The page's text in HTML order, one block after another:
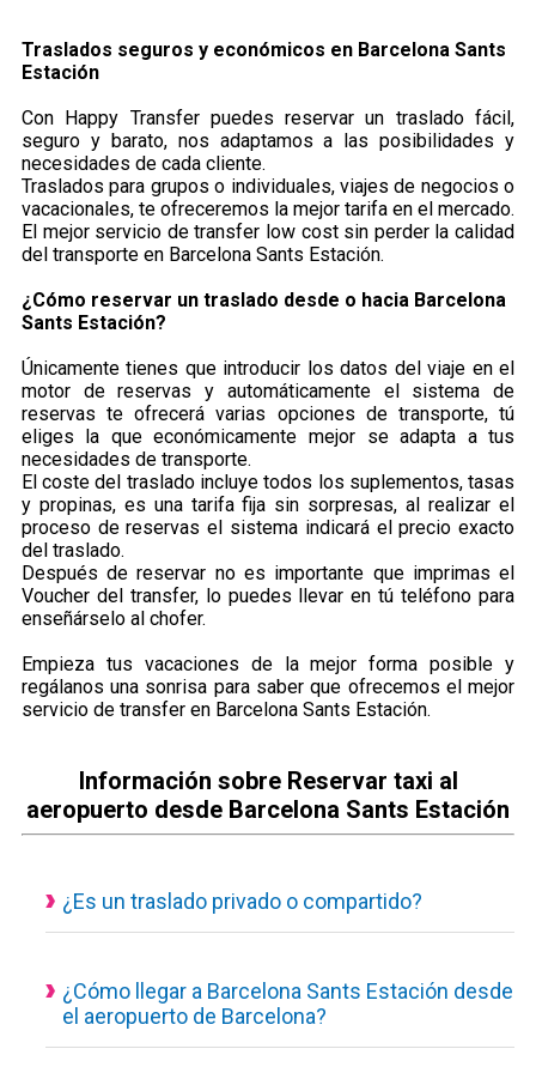
Traslados seguros y económicos en ​Barcelona Sants
Estación
Con Happy Transfer puedes reservar un traslado fácil,
seguro y barato, nos adaptamos a las posibilidades y
necesidades de cada cliente.
Traslados para grupos o individuales, viajes de negocios o
vacacionales, te ofreceremos la mejor tarifa en el mercado.
El mejor servicio de transfer low cost sin perder la calidad
del transporte en Barcelona Sants Estación.
¿Cómo reservar un traslado desde o hacia Barcelona
Sants Estación?
Únicamente tienes que introducir los datos del viaje en el
motor de reservas y automáticamente el sistema de
reservas te ofrecerá varias opciones de transporte, tú
eliges la que económicamente mejor se adapta a tus
necesidades de transporte.
El coste del traslado incluye todos los suplementos, tasas
y propinas, es una tarifa fija sin sorpresas, al realizar el
proceso de reservas el sistema indicará el precio exacto
del traslado.
Después de reservar no es importante que imprimas el
Voucher del transfer, lo puedes llevar en tú teléfono para
enseñárselo al chofer.
Empieza tus vacaciones de la mejor forma posible y
regálanos una sonrisa para saber que ofrecemos el mejor
servicio de transfer en Barcelona Sants Estación.
Información sobre Reservar taxi al
aeropuerto desde Barcelona Sants Estación
¿Es un traslado privado o compartido?
Todos nuestros servicios de transporte disponibles son
el vehículo es de uso exclusivo para ti y tus acompañantes.
¿Cómo llegar a Barcelona Sants Estación desde
el aeropuerto de Barcelona?
Traslado desde el aeropuerto a Barcelona Sants Estación con